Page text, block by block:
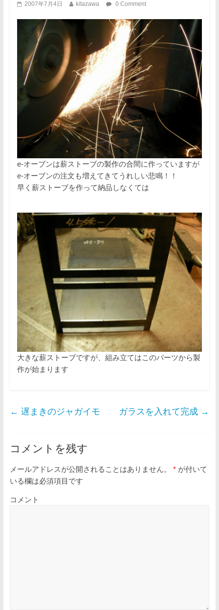
2007年7月4日 kitazawa 0 Comment
e-オーブンは薪ストーブの製作の合間に作っていますが
e-オーブンの注文も増えてきてうれしい悲鳴！！
早く薪ストーブを作って納品しなくては
大きな薪ストーブですが、組み立てはこのパーツから製
作が始まります
← 遅まきのジャガイモ ガラスを入れて完成 →
コメントを残す
メールアドレスが公開されることはありません。 *が付いて
いる欄は必須項目です
コメント